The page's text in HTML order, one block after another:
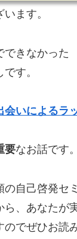
ます。
できなかった
す。
会いによるラ
要なお話です。
自己啓発セ
、あなたが
でぜひお読